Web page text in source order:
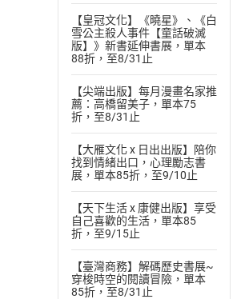
【皇冠文化】《曉星》、《白
雪公主殺人事件【童話破滅
版】》新書延伸書展，單本
88折，至8/31止
【尖端出版】每月漫畫名家推
薦：高橋留美子，單本75
折，至8/31止
【大雁文化 x 日出出版】陪你
找到情緒出口，心理勵志書
展，單本85折，至9/10止
【天下生活 x 康健出版】享受
自己喜歡的生活，單本85
折，至9/15止
【臺灣商務】解碼歷史書展~
穿梭時空的閱讀冒險，單本
85折，至8/31止